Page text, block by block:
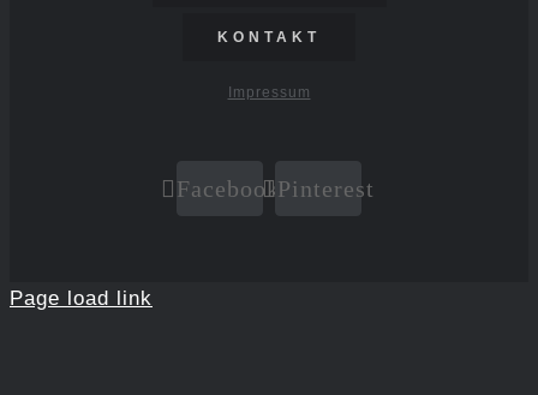
KONTAKT
Impressum
FacebookPinterest
Page load link